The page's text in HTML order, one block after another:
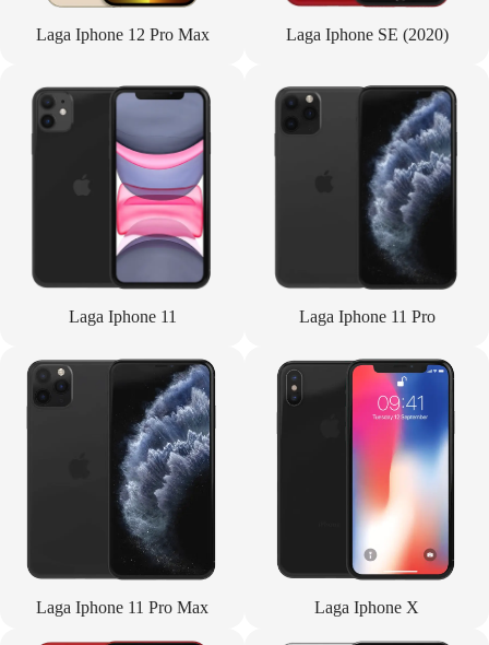
Laga Iphone 12 Pro Max Laga Iphone SE (2020)
Laga Iphone 11 Laga Iphone 11 Pro
Laga Iphone 11 Pro Max Laga Iphone X